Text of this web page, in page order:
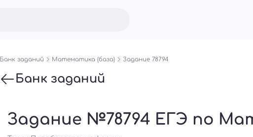
Банк заданий Математика (база) Задание 78794
Банк заданий
Задание №78794 ЕГЭ по